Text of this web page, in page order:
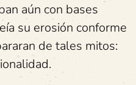
aún con bases
su erosión conforme
de tales mitos: